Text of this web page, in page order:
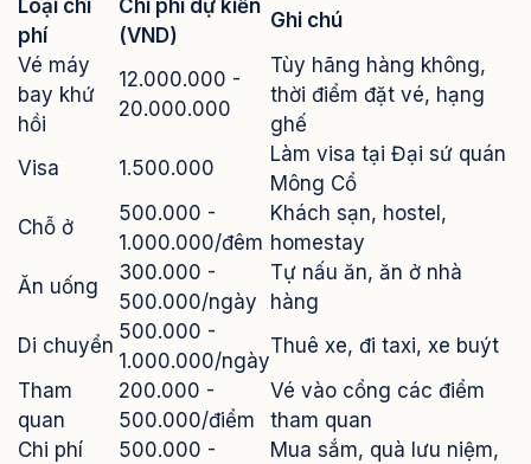
Loại chi
phí
Chi phí dự kiến
(VND)
Ghi chú
Vé máy
bay khứ
hồi
12.000.000 -
20.000.000
Tùy hãng hàng không,
thời điểm đặt vé, hạng
ghế
Visa
1.500.000
Làm visa tại Đại sứ quán
Mông Cổ
Chỗ ở
500.000 -
1.000.000/đêm
Khách sạn, hostel,
homestay
Ăn uống
300.000 -
500.000/ngày
Tự nấu ăn, ăn ở nhà
hàng
Di chuyển
500.000 -
1.000.000/ngày
Thuê xe, đi taxi, xe buýt
Tham
quan
200.000 -
500.000/điểm
Vé vào cổng các điểm
tham quan
Chi phí
500.000 -
Mua sắm, quà lưu niệm,